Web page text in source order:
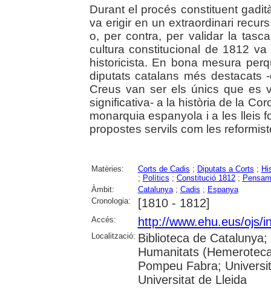
Durant el procés constituent
va erigir en un extraordinari
o, per contra, per validar la
cultura constitucional de 1812
historicista. En bona mesura
diputats catalans més destacats
Creus van ser els únics que es
significativa- a la història de la
monarquia espanyola i a les lleis
propostes servils com les
Matèries: Corts de Cadis ; Diputats a Corts ;
; Polítics ; Constitució 1812;
Àmbit:
Catalunya; Cadis ; Espanya
Cronologia:
[1810 - 1812]
Accés: http://www.ehu.eus/ojs/
Localització: Biblioteca de
Humanitats
Pompeu Fabra;
Universitat de Lleida